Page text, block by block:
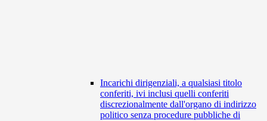
Incarichi dirigenziali, a qualsiasi titolo
conferiti, ivi inclusi quelli conferiti
discrezionalmente dall'organo di indirizzo
politico senza procedure pubbliche di